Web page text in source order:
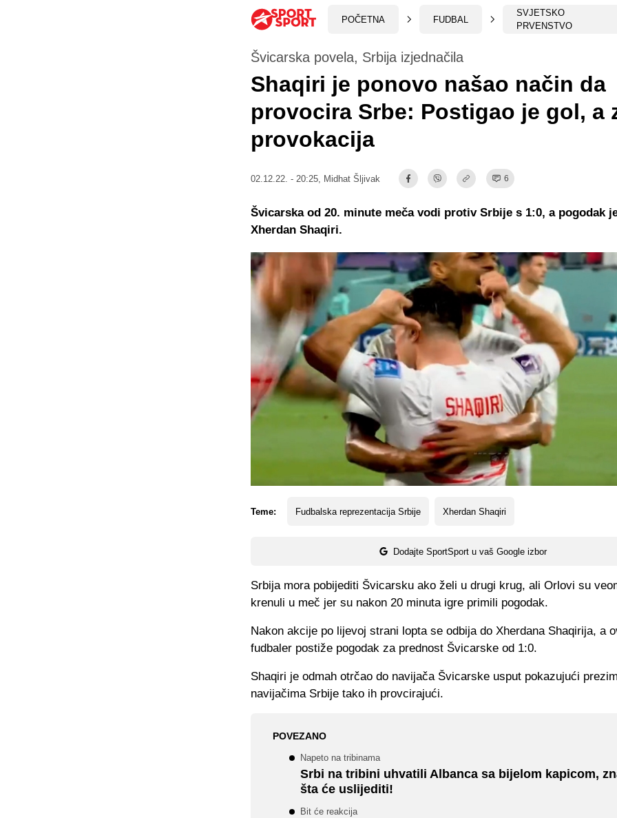
POČETNA FUDBAL
SVJETSKO
PRVENSTVO
Švicarska povela, Srbija izjednačila
Shaqiri je ponovo našao način da
provocira Srbe: Postigao je gol, a
provokacija
02.12.22. - 20:25, Midhat Šljivak 6
Teme: Fudbalska reprezentacija Srbije Xherdan Shaqiri
Dodajte SportSport u vaš Google izbor
Švicarska od 20. minute meča vodi protiv Srbije s 1:0, a pogodak
Xherdan Shaqiri.
Srbija mora pobijediti Švicarsku ako želi u drugi krug, ali Orlovi su
krenuli u meč jer su nakon 20 minuta igre primili pogodak.
Nakon akcije po lijevoj strani lopta se odbija do Xherdana Shaqirija, a
fudbaler postiže pogodak za prednost Švicarske od 1:0.
Shaqiri je odmah otrčao do navijača Švicarske usput pokazujući
navijačima Srbije tako ih provcirajući.
POVEZANO
Napeto na tribinama
Srbi na tribini uhvatili Albanca sa bijelom kapicom,
šta će uslijediti!
Bit će reakcija